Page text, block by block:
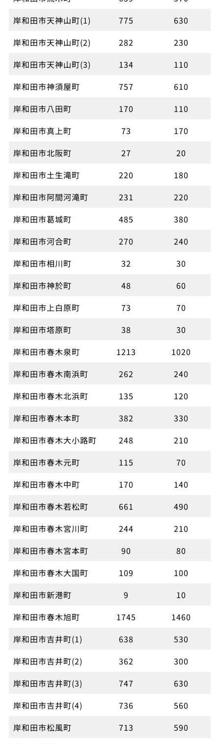
岸和田市天神山町(1)
775
630
岸和田市天神山町(2)
282
230
岸和田市天神山町(3)
134
110
岸和田市神須屋町
757
610
岸和田市八田町
170
110
岸和田市真上町
73
170
岸和田市北阪町
27
20
岸和田市土生滝町
220
180
岸和田市阿間河滝町
231
220
岸和田市葛城町
485
380
岸和田市河合町
270
240
岸和田市相川町
32
30
岸和田市神於町
48
60
岸和田市上白原町
73
70
岸和田市塔原町
38
30
岸和田市春木泉町
1213
1020
岸和田市春木南浜町
262
240
岸和田市春木北浜町
135
120
岸和田市春木本町
382
330
岸和田市春木大小路町
248
210
岸和田市春木元町
115
70
岸和田市春木中町
170
140
岸和田市春木若松町
661
490
岸和田市春木宮川町
244
210
岸和田市春木宮本町
90
80
岸和田市春木大国町
109
100
岸和田市新港町
9
10
岸和田市春木旭町
1745
1460
岸和田市吉井町(1)
638
530
岸和田市吉井町(2)
362
300
岸和田市吉井町(3)
747
630
岸和田市吉井町(4)
736
560
岸和田市松風町
713
590